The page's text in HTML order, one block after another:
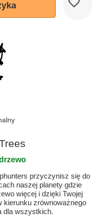
przyczynisz się do
naszej planety gdzie
więcej i dzięki Twojej
kierunku zrównoważnego
dla wszystkich.